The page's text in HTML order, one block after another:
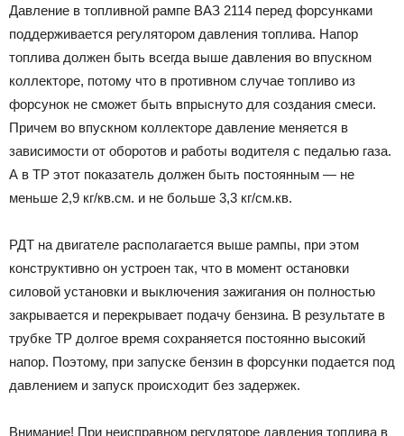
Давление в топливной рампе ВАЗ 2114 перед форсунками
поддерживается регулятором давления топлива. Напор
топлива должен быть всегда выше давления во впускном
коллекторе, потому что в противном случае топливо из
форсунок не сможет быть впрыснуто для создания смеси.
Причем во впускном коллекторе давление меняется в
зависимости от оборотов и работы водителя с педалью газа.
А в ТР этот показатель должен быть постоянным — не
меньше 2,9 кг/кв.см. и не больше 3,3 кг/см.кв.
РДТ на двигателе располагается выше рампы, при этом
конструктивно он устроен так, что в момент остановки
силовой установки и выключения зажигания он полностью
закрывается и перекрывает подачу бензина. В результате в
трубке ТР долгое время сохраняется постоянно высокий
напор. Поэтому, при запуске бензин в форсунки подается под
давлением и запуск происходит без задержек.
Внимание! При неисправном регуляторе давления топлива в